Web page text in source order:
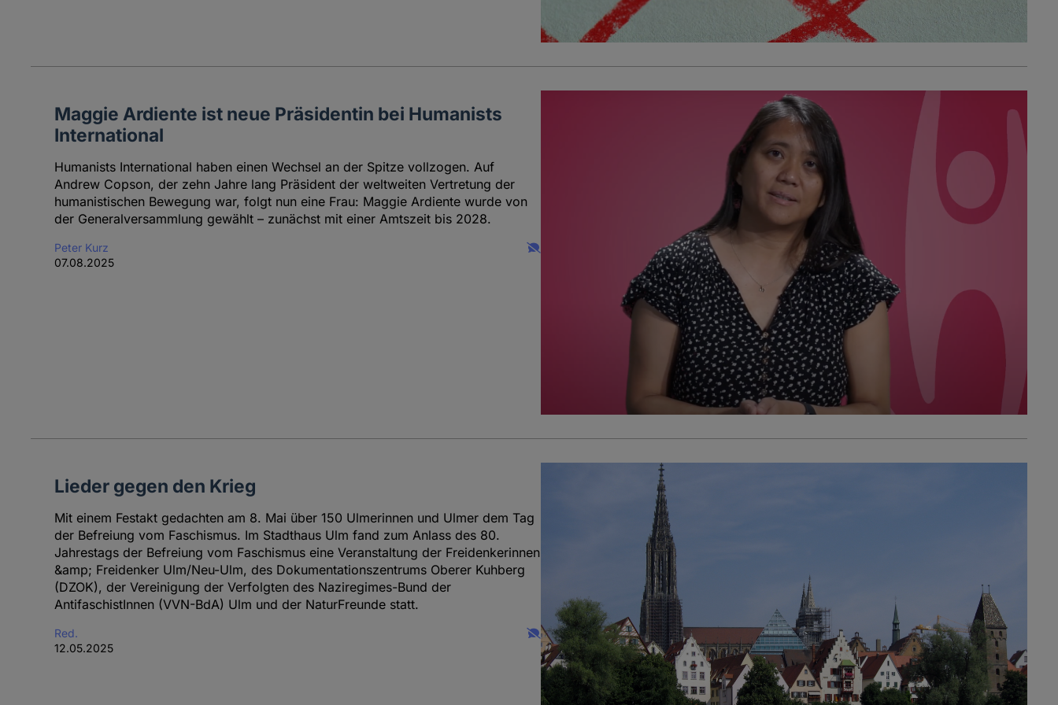
Maggie Ardiente ist neue Präsidentin bei Humanists
International
Humanists International haben einen Wechsel an der Spitze vollzogen. Auf
Andrew Copson, der zehn Jahre lang Präsident der weltweiten Vertretung der
humanistischen Bewegung war, folgt nun eine Frau: Maggie Ardiente wurde von
der Generalversammlung gewählt – zunächst mit einer Amtszeit bis 2028.
Peter Kurz
07.08.2025
Lieder gegen den Krieg
Mit einem Festakt gedachten am 8. Mai über 150 Ulmerinnen und Ulmer dem Tag
der Befreiung vom Faschismus. Im Stadthaus Ulm fand zum Anlass des 80.
Jahrestags der Befreiung vom Faschismus eine Veranstaltung der Freidenkerinnen
&amp; Freidenker Ulm/Neu-Ulm, des Dokumentationszentrums Oberer Kuhberg
(DZOK), der Vereinigung der Verfolgten des Naziregimes-Bund der
AntifaschistInnen (VVN-BdA) Ulm und der NaturFreunde statt.
Red.
12.05.2025